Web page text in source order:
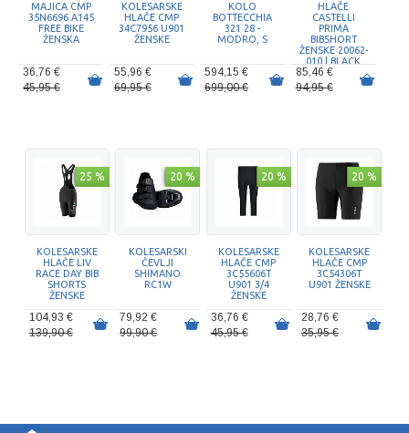
MAJICA CMP
35N6696 A145
FREE BIKE
ŽENSKA
36,76 €
45,95 €
KOLESARSKE
HLAČE CMP
34C7956 U901
ŽENSKE
55,96 €
69,95 €
KOLO
BOTTECCHIA
321 28 -
MODRO, S
594,15 €
699,00 €
HLAČE
CASTELLI
PRIMA
BIBSHORT
ŽENSKE 20062-
010 | BLACK
85,46 €
94,95 €
25 %
KOLESARSKE
HLAČE LIV
RACE DAY BIB
SHORTS
ŽENSKE
104,93 €
139,90 €
20 %
KOLESARSKI
ČEVLJI
SHIMANO
RC1W
79,92 €
99,90 €
20 %
KOLESARSKE
HLAČE CMP
3C55606T
U901 3/4
ŽENSKE
36,76 €
45,95 €
20 %
KOLESARSKE
HLAČE CMP
3C54306T
U901 ŽENSKE
28,76 €
35,95 €